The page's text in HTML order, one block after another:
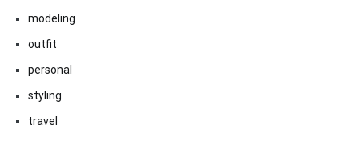
modeling
outfit
personal
styling
travel